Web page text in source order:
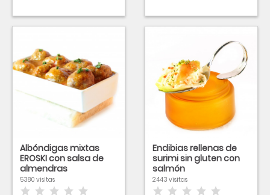
Albóndigas mixtas
EROSKI con salsa de
almendras
5380 visitas
Endibias rellenas de
surimi sin gluten con
salmón
2443 visitas